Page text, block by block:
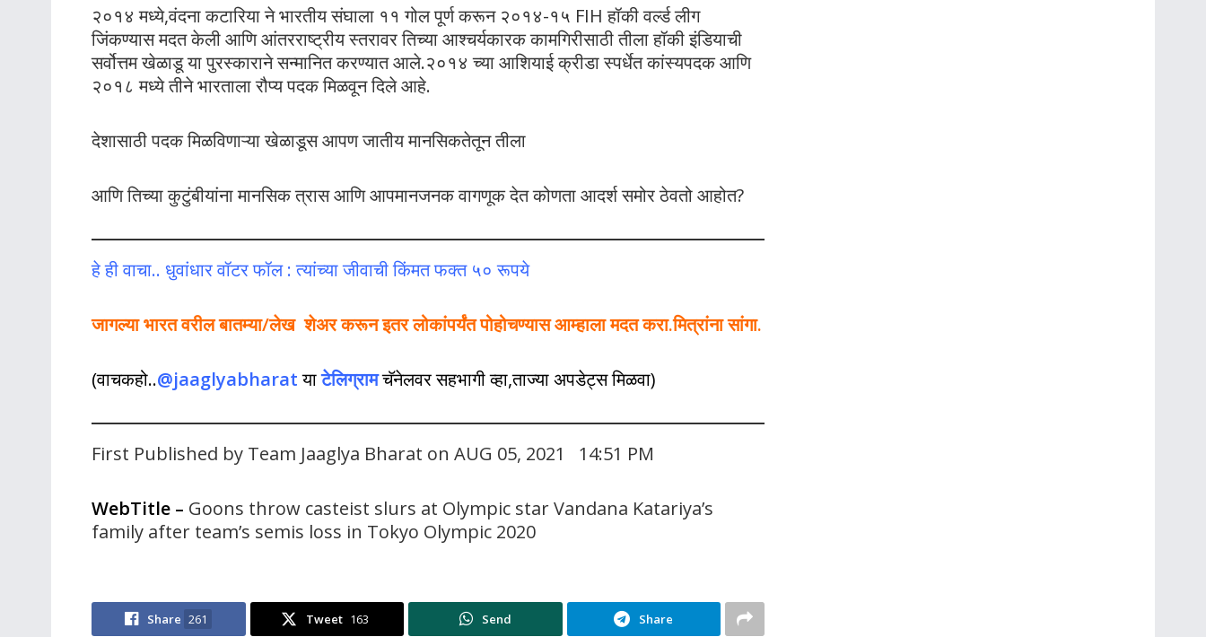
२०१४ मध्ये,वंदना कटारिया ने भारतीय संघाला ११ गोल पूर्ण करून २०१४-१५ FIH हॉकी वर्ल्ड लीग
जिंकण्यास मदत केली आणि आंतरराष्ट्रीय स्तरावर तिच्या आश्चर्यकारक कामगिरीसाठी तीला हॉकी इंडियाची
सर्वोत्तम खेळाडू या पुरस्काराने सन्मानित करण्यात आले.२०१४ च्या आशियाई क्रीडा स्पर्धेत कांस्यपदक आणि
२०१८ मध्ये तीने भारताला रौप्य पदक मिळवून दिले आहे.
देशासाठी पदक मिळविणाऱ्या खेळाडूस आपण जातीय मानसिकतेतून तीला
आणि तिच्या कुटुंबीयांना मानसिक त्रास आणि आपमानजनक वागणूक देत कोणता आदर्श समोर ठेवतो आहोत?
हे ही वाचा.. धुवांधार वॉटर फॉल : त्यांच्या जीवाची किंमत फक्त ५० रूपये
जागल्या भारत वरील बातम्या/लेख शेअर करून इतर लोकांपर्यंत पोहोचण्यास आम्हाला मदत करा.मित्रांना सांगा.
(वाचकहो..@jaaglyabharat याटेलिग्रामचॅनेलवर सहभागी व्हा,ताज्या अपडेट्स मिळवा)
First Published by Team Jaaglya Bharat on AUG 05, 2021 14:51 PM
WebTitle – Goons throw casteist slurs at Olympic star Vandana Katariya’s
family after team’s semis loss in Tokyo Olympic 2020
Share 261 Tweet 163 Send Share